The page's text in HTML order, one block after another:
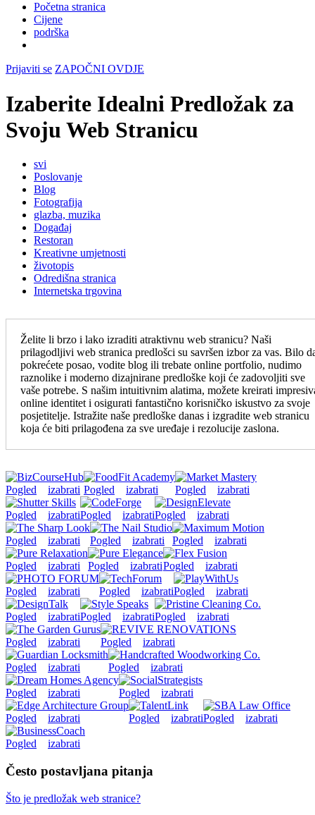
Početna stranica
Cijene
podrška
Prijaviti se ZAPOČNI OVDJE
Izaberite Idealni Predložak za
Svoju Web Stranicu
svi
Poslovanje
Blog
Fotografija
glazba, muzika
Događaj
Restoran
Kreativne umjetnosti
životopis
Odredišna stranica
Internetska trgovina
Želite li brzo i lako izraditi atraktivnu web stranicu? Naši
prilagodljivi web stranica predlošci su savršen izbor za vas. Bilo
pokrećete posao, vodite blog ili trebate online portfolio, nudimo
raznolike i moderno dizajnirane predloške koji će zadovoljiti sve
vaše potrebe. S našim intuitivnim alatima, možete kreirati
online identitet i osigurati fantastično korisničko iskustvo za svoje
posjetitelje. Istražite naše predloške danas i izgradite web stranicu
koja će biti prilagođena za sve uređaje i rezolucije zaslona.
Pogled izabrati Pogled izabrati Pogled izabrati
Pogled izabratiPogled izabratiPogled izabrati
Pogled izabrati Pogled izabrati Pogled izabrati
Pogled izabrati Pogled izabratiPogled izabrati
Pogled izabrati Pogled izabratiPogled izabrati
Pogled izabratiPogled izabratiPogled izabrati
Pogled izabrati Pogled izabrati
Pogled izabrati Pogled izabrati
Pogled izabrati Pogled izabrati
Pogled izabrati Pogled izabratiPogled izabrati
Pogled izabrati
Često postavljana pitanja
Što je predložak web stranice?